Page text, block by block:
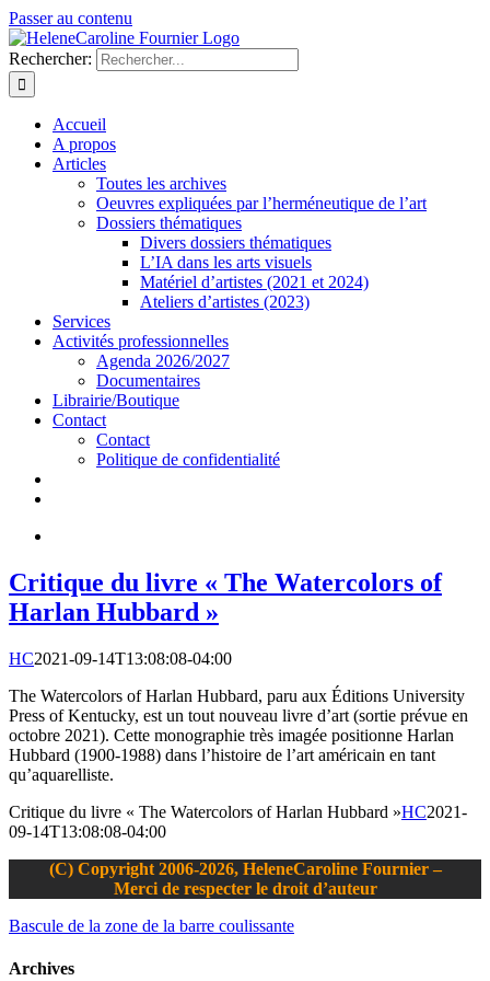
Passer au contenu
Rechercher:
Accueil
A propos
Articles
Toutes les archives
Oeuvres expliquées par l’herméneutique de l’art
Dossiers thématiques
Divers dossiers thématiques
L’IA dans les arts visuels
Matériel d’artistes (2021 et 2024)
Ateliers d’artistes (2023)
Services
Activités professionnelles
Agenda 2026/2027
Documentaires
Librairie/Boutique
Contact
Contact
Politique de confidentialité
Critique du livre « The Watercolors of
Harlan Hubbard »
HC2021-09-14T13:08:08-04:00
The Watercolors of Harlan Hubbard, paru aux Éditions University
Press of Kentucky, est un tout nouveau livre d’art (sortie prévue en
octobre 2021). Cette monographie très imagée positionne Harlan
Hubbard (1900-1988) dans l’histoire de l’art américain en tant
qu’aquarelliste.
Critique du livre « The Watercolors of Harlan Hubbard »HC2021-
09-14T13:08:08-04:00
(C) Copyright 2006-2026, HeleneCaroline Fournier –
Merci de respecter le droit d’auteur
Bascule de la zone de la barre coulissante
Archives